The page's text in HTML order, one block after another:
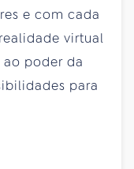
e com cada
virtual
poder da
para